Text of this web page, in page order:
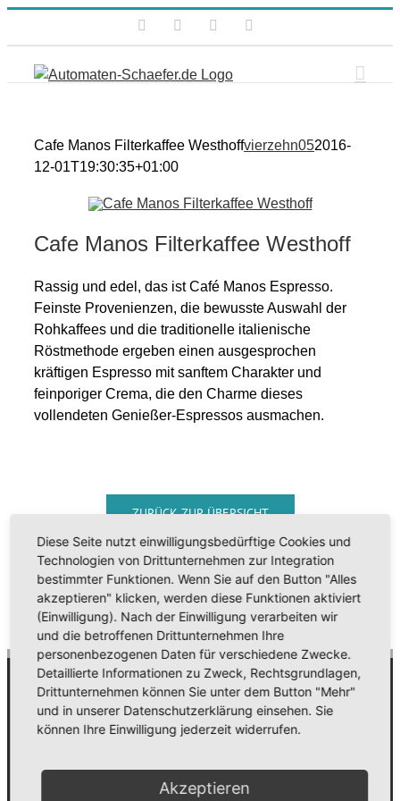
FacebookInstagram
Cafe Manos Filterkaffee Westhoffvierzehn052016-
12-01T19:30:35+01:00
Cafe Manos Filterkaffee Westhoff
Rassig und edel, das ist Café Manos Espresso.
Feinste Provenienzen, die bewusste Auswahl der
Rohkaffees und die traditionelle italienische
Röstmethode ergeben einen ausgesprochen
kräftigen Espresso mit sanftem Charakter und
feinporiger Crema, die den Charme dieses
vollendeten Genießer-Espressos ausmachen.
ZURÜCK ZUR ÜBERSICHT
Automaten Schäfer
Getränkeautomaten, Verpflegungssystemen und den
dazugehörigen Produkten geht.
Diese Seite nutzt einwilligungsbedürftige Cookies und
Technologien von Drittunternehmen zur Integration
bestimmter Funktionen. Wenn Sie auf den Button "Alles
akzeptieren" klicken, werden diese Funktionen aktiviert
(Einwilligung). Nach der Einwilligung verarbeiten wir
und die betroffenen Drittunternehmen Ihre
personenbezogenen Daten für verschiedene Zwecke.
Detaillierte Informationen zu Zweck, Rechtsgrundlagen,
Drittunternehmen können Sie unter dem Button "Mehr"
und in unserer Datenschutzerklärung einsehen. Sie
können Ihre Einwilligung jederzeit widerrufen.
Akzeptieren